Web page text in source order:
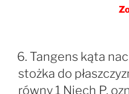
6. Tangens kąta
stożka do
równy 1 Niech P,